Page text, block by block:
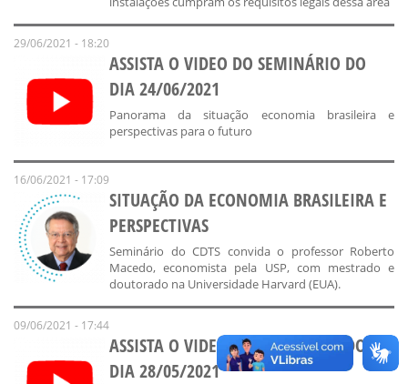
29/06/2021 - 18:20
ASSISTA O VIDEO DO SEMINÁRIO DO
DIA 24/06/2021
Panorama da situação economia brasileira e
perspectivas para o futuro
16/06/2021 - 17:09
SITUAÇÃO DA ECONOMIA BRASILEIRA E
PERSPECTIVAS
Seminário do CDTS convida o professor Roberto
Macedo, economista pela USP, com mestrado e
doutorado na Universidade Harvard (EUA).
09/06/2021 - 17:44
ASSISTA O VIDEO DO SEMINÁRIO DO
DIA 28/05/2021